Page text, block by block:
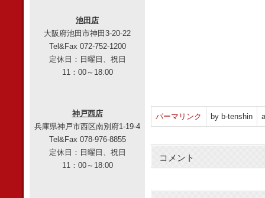
パーマリンク by b-tenshin
コメント
池田店
大阪府池田市神田3-20-22
Tel&Fax 072-752-1200
定休日：日曜日、祝日
11：00～18:00
神戸西店
兵庫県神戸市西区南別府1-19-4
Tel&Fax 078-976-8855
定休日：日曜日、祝日
11：00～18:00